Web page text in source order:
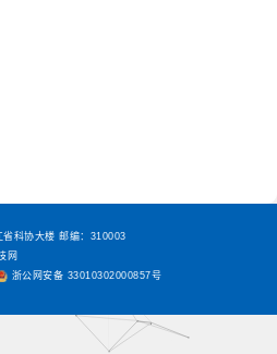
省科协大楼 邮编：310003
网
浙公网安备 33010302000857号